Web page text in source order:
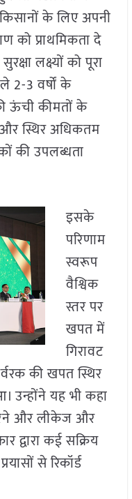
के लिए अपनी
को प्राथमिकता दे
लक्ष्यों को पूरा
2-3 वर्षों के
ऊंची कीमतों के
और स्थिर अधिकतम
की उपलब्धता
इसके
परिणाम
स्वरूप
वैश्विक
स्तर पर
खपत में
गिरावट
की खपत स्थिर
उन्होंने यह भी कहा
और लीकेज और
द्वारा कई सक्रिय
से रिकॉर्ड